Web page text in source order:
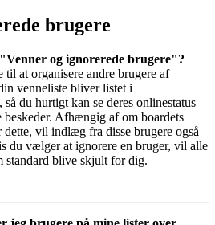
brugere
og ignorerede brugere"?
til at organisere andre brugere af
venneliste bliver listet i
du hurtigt kan se deres onlinestatus
beskeder. Afhængig af om boardets
dette, vil indlæg fra disse brugere også
du vælger at ignorere en bruger, vil alle
standard blive skjult for dig.